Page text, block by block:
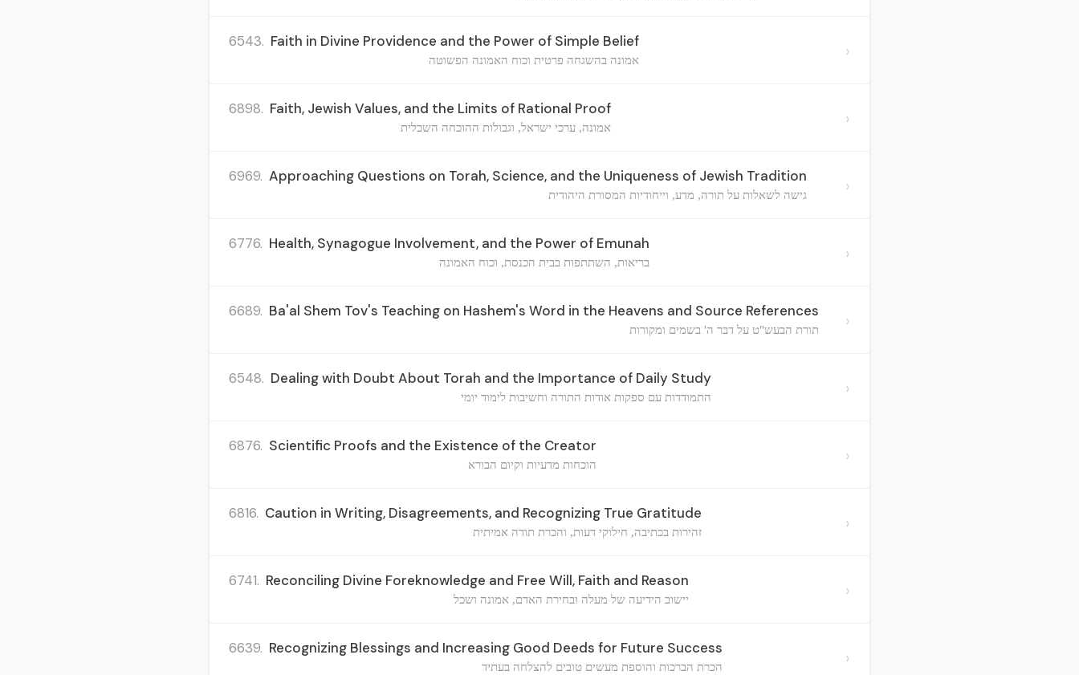
6543. Faith in Divine Providence and the Power of Simple Belief
אמונה בהשגחה פרטית וכוח האמונה הפשוטה ›
6898. Faith, Jewish Values, and the Limits of Rational Proof
אמונה, ערכי ישראל, וגבולות ההוכחה השכלית ›
6969. Approaching Questions on Torah, Science, and the Uniqueness of Jewish Tradition
גישה לשאלות על תורה, מדע, וייחודיות המסורת היהודית ›
6776. Health, Synagogue Involvement, and the Power of Emunah
בריאות, השתתפות בבית הכנסת, וכוח האמונה ›
6689. Ba'al Shem Tov's Teaching on Hashem's Word in the Heavens and Source References
תורת הבעש"ט על דבר ה' בשמים ומקורות ›
6548. Dealing with Doubt About Torah and the Importance of Daily Study
התמודדות עם ספקות אודות התורה וחשיבות לימוד יומי ›
6876. Scientific Proofs and the Existence of the Creator
הוכחות מדעיות וקיום הבורא ›
6816. Caution in Writing, Disagreements, and Recognizing True Gratitude
זהירות בכתיבה, חילוקי דעות, והכרת תודה אמיתית ›
6741. Reconciling Divine Foreknowledge and Free Will, Faith and Reason
יישוב הידיעה של מעלה ובחירת האדם, אמונה ושכל ›
6639. Recognizing Blessings and Increasing Good Deeds for Future Success
הכרת הברכות והוספת מעשים טובים להצלחה בעתיד ›